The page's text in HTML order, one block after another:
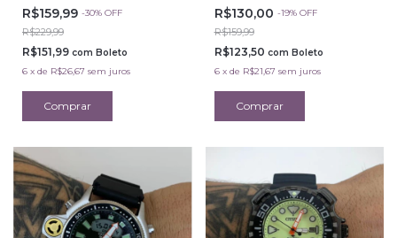
R$159,99 -30% OFF
R$229,99
R$151,99 com Boleto
6 x de R$26,67 sem juros
R$130,00 -19% OFF
R$159,99
R$123,50 com Boleto
6 x de R$21,67 sem juros